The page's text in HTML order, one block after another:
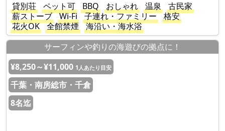
貸別荘
ペット可 BBQ おしゃれ 温泉
古民家
薪ストーブ
Wi-Fi 子連れ・ファミリー
格安
花火OK
全館禁煙
海沿い・海水浴
サーフィンや釣りの海遊びの拠点に！
¥8,250～¥11,000 1人あたり目安
千葉・南房総市・千倉
8名迄